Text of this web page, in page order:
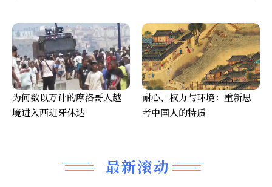
最新滚动
为何数以万计的摩洛哥人越
境进入西班牙休达
耐心、权力与环境：重新思
考中国人的特质